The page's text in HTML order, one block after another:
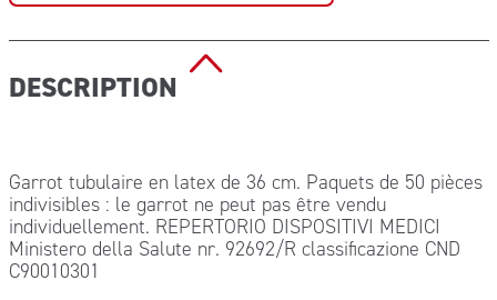
DESCRIPTION
Garrot tubulaire en latex de 36 cm. Paquets de 50 pièces
indivisibles : le garrot ne peut pas être vendu
individuellement. REPERTORIO DISPOSITIVI MEDICI
Ministero della Salute nr. 92692/R classificazione CND
C90010301